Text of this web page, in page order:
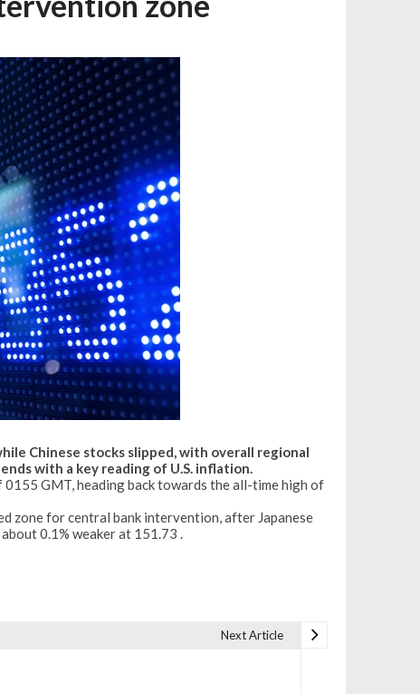
Chinese stocks slipped, with overall regional
with a key reading of U.S. inflation.
0155 GMT, heading back towards the all-time high of
zone for central bank intervention, after Japanese
0.1% weaker at 151.73 .
Next Article